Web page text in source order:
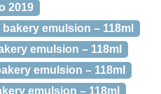
2019
emulsion – 118ml
emulsion – 118ml
emulsion – 118ml
emulsion – 118ml